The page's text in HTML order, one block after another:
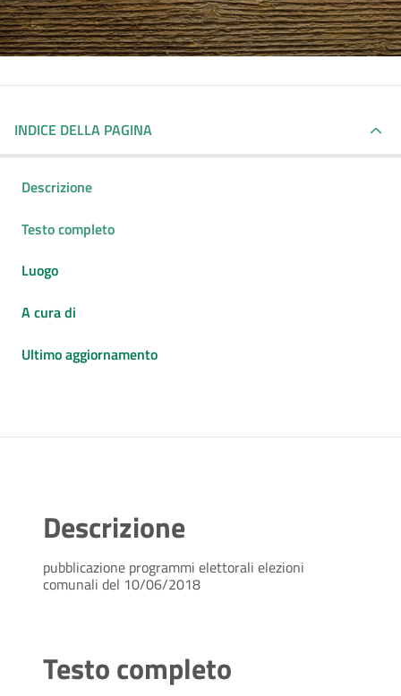
INDICE DELLA PAGINA
Descrizione
Testo completo
Luogo
A cura di
Ultimo aggiornamento
Descrizione
pubblicazione programmi elettorali elezioni
comunali del 10/06/2018
Testo completo